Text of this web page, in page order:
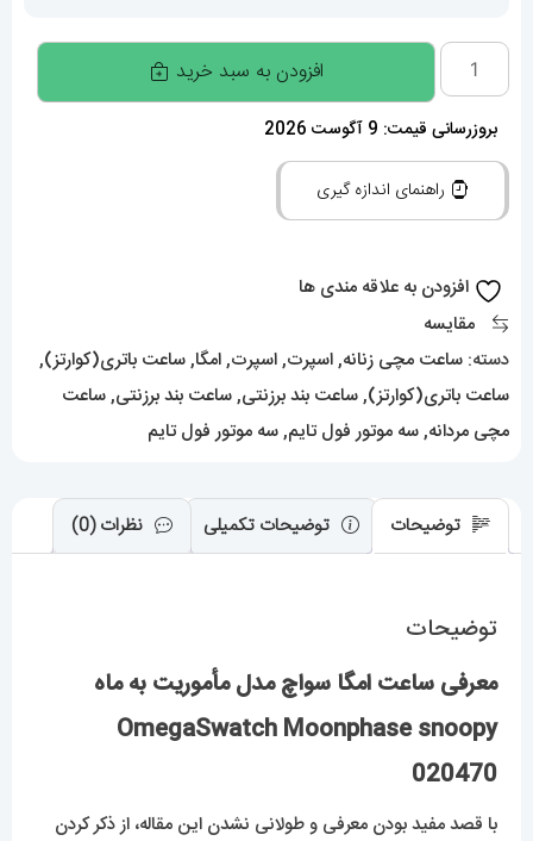
ساعت
امگا
سواچ
مدل
مأموریت
OmegaSwatch
020470
عدد
افزودن به سبد خرید
بروزرسانی قیمت: 9 آگوست 2026
راهنمای اندازه گیری
افزودن به علاقه مندی ها
مقایسه
دسته: ساعت مچی زنانه,اسپرت,اسپرت,امگا,ساعت باتری(کوارتز),
ساعت باتری(کوارتز),ساعت بند برزنتی,ساعت بند برزنتی,ساعت
مچی مردانه,سه موتور فول تایم,سه موتور فول تایم
توضیحات توضیحات تکمیلی نظرات (0)
توضیحات
معرفی ساعت امگا سواچ مدل مأموریت به ماه
OmegaSwatch Moonphase snoopy
020470
با قصد مفید بودن معرفی و طولانی نشدن این مقاله، از ذکر کردن